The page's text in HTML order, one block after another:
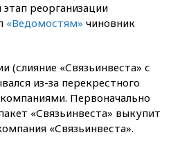
реорганизации
«Ведомостям» чиновник
(слияние «Связьинвеста» с
из-за перекрестного
Первоначально
«Связьинвеста» выкупит
«Связьинвеста».